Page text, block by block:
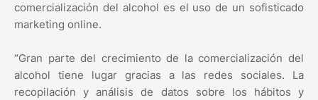
comercialización del alcohol es el uso de un sofisticado
marketing online.
“Gran parte del crecimiento de la comercialización del
alcohol tiene lugar gracias a las redes sociales. La
recopilación y análisis de datos sobre los hábitos y